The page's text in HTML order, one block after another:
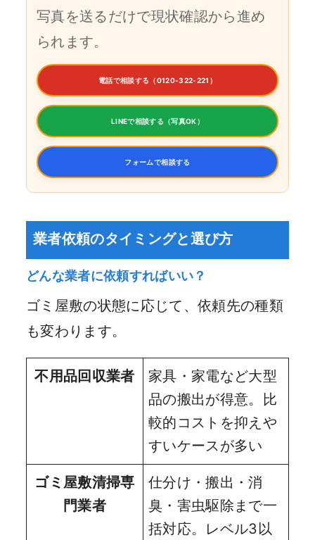
写真を送るだけで現状確認から進め
られます。
電話で相談する（0120-322-221）
LINEで相談する（写真OK）
フォームで相談する
業者依頼のタイミングと選び方
どんな業者に依頼すればいい？
ゴミ屋敷の状態に応じて、依頼先の種類
も変わります。
不用品回収業者
家具・家電など大型
品の搬出が得意。比
較的コストを抑えや
すいケースが多い
ゴミ屋敷清掃専
門業者
仕分け・搬出・消
臭・害虫駆除まで一
括対応。レベル3以